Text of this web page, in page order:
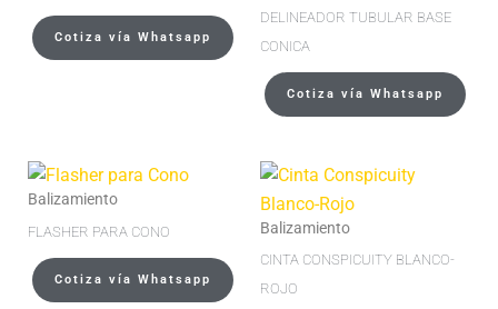
Cotiza vía Whatsapp
DELINEADOR TUBULAR BASE
CONICA
Cotiza vía Whatsapp
Balizamiento
FLASHER PARA CONO
Cotiza vía Whatsapp
Balizamiento
CINTA CONSPICUITY BLANCO-
ROJO